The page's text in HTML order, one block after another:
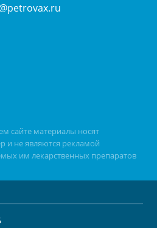
сайте материалы носят
и не являются рекламой
им лекарственных препаратов